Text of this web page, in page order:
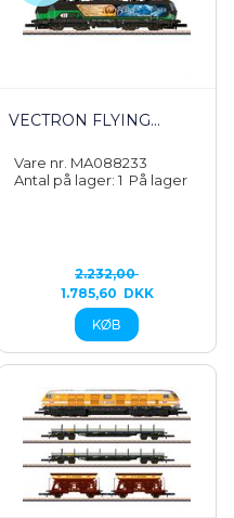
VECTRON FLYING...
Vare nr. MA088233
Antal på lager: 1 På lager
2.232,00
1.785,60 DKK